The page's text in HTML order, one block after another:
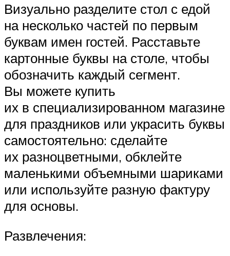
Визуально разделите стол с едой
на несколько частей по первым
буквам имен гостей. Расставьте
картонные буквы на столе, чтобы
обозначить каждый сегмент.
Вы можете купить
их в специализированном магазине
для праздников или украсить буквы
самостоятельно: сделайте
их разноцветными, обклейте
маленькими объемными шариками
или используйте разную фактуру
для основы.
Развлечения: